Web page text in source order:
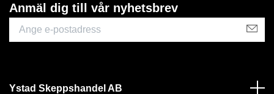
Anmäl dig till vår nyhetsbrev
Ystad Skeppshandel AB